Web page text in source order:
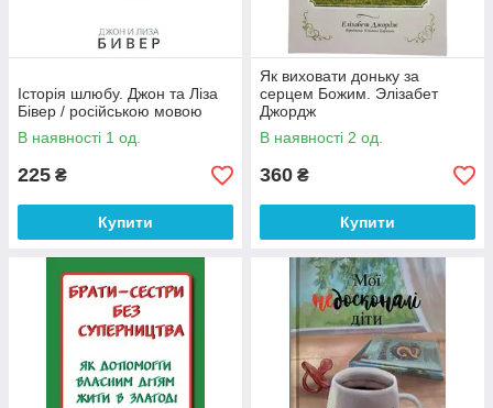
Історія шлюбу. Джон та Ліза
Бівер / російською мовою
В наявності 1 од.
225 ₴
Купити
Як виховати доньку за
серцем Божим. Элізабет
Джордж
В наявності 2 од.
360 ₴
Купити